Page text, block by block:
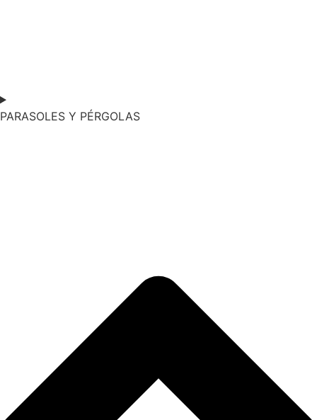
PARASOLES Y PÉRGOLAS